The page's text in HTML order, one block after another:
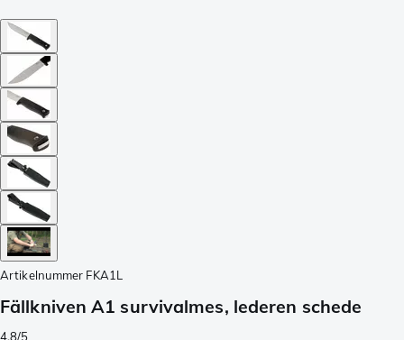
Artikelnummer FKA1L
Fällkniven A1 survivalmes, lederen schede
4.8/5